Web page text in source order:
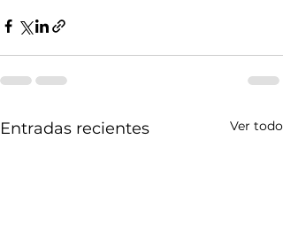
Entradas recientes Ver todo